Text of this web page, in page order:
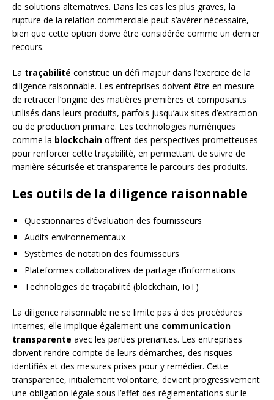
de solutions alternatives. Dans les cas les plus graves, la
rupture de la relation commerciale peut s’avérer nécessaire,
bien que cette option doive être considérée comme un dernier
recours.
La traçabilité constitue un défi majeur dans l’exercice de la
diligence raisonnable. Les entreprises doivent être en mesure
de retracer l’origine des matières premières et composants
utilisés dans leurs produits, parfois jusqu’aux sites d’extraction
ou de production primaire. Les technologies numériques
comme la blockchain offrent des perspectives prometteuses
pour renforcer cette traçabilité, en permettant de suivre de
manière sécurisée et transparente le parcours des produits.
Les outils de la diligence raisonnable
Questionnaires d’évaluation des fournisseurs
Audits environnementaux
Systèmes de notation des fournisseurs
Plateformes collaboratives de partage d’informations
Technologies de traçabilité (blockchain, IoT)
La diligence raisonnable ne se limite pas à des procédures
internes; elle implique également une communication
transparente avec les parties prenantes. Les entreprises
doivent rendre compte de leurs démarches, des risques
identifiés et des mesures prises pour y remédier. Cette
transparence, initialement volontaire, devient progressivement
une obligation légale sous l’effet des réglementations sur le